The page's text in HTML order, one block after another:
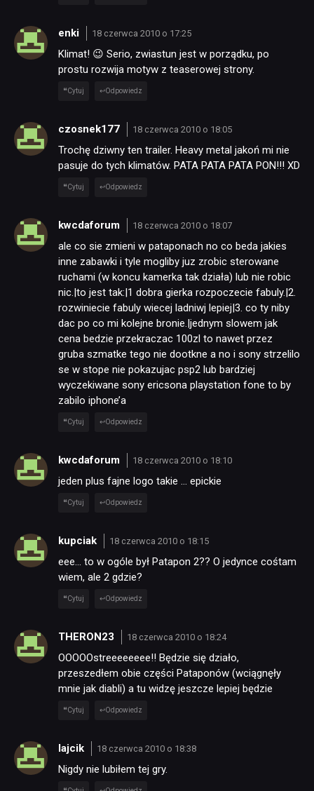
enki 18 czerwca 2010 o 17:25
Klimat! 😉 Serio, zwiastun jest w porządku, po
prostu rozwija motyw z teaserowej strony.
Cytuj Odpowiedz
czosnek177 18 czerwca 2010 o 18:05
Trochę dziwny ten trailer. Heavy metal jakoń mi nie
pasuje do tych klimatów. PATA PATA PATA PON!!! XD
Cytuj Odpowiedz
kwcdaforum 18 czerwca 2010 o 18:07
ale co sie zmieni w pataponach no co beda jakies
inne zabawki i tyle mogliby juz zrobic sterowane
ruchami (w koncu kamerka tak działa) lub nie robic
nic.|to jest tak:|1 dobra gierka rozpoczecie fabuly.|2.
rozwiniecie fabuly wiecej ladniwj lepiej|3. co ty niby
dac po co mi kolejne bronie.|jednym slowem jak
cena bedzie przekraczac 100zl to nawet przez
gruba szmatke tego nie dootkne a no i sony strzelilo
se w stope nie pokazujac psp2 lub bardziej
wyczekiwane sony ericsona playstation fone to by
zabilo iphone’a
Cytuj Odpowiedz
kwcdaforum 18 czerwca 2010 o 18:10
jeden plus fajne logo takie … epickie
Cytuj Odpowiedz
kupciak 18 czerwca 2010 o 18:15
eee… to w ogóle był Patapon 2?? O jedynce cośtam
wiem, ale 2 gdzie?
Cytuj Odpowiedz
THERON23 18 czerwca 2010 o 18:24
OOOOOstreeeeeeee!! Będzie się działo,
przeszedłem obie części Pataponów (wciągnęły
mnie jak diabli) a tu widzę jeszcze lepiej będzie
Cytuj Odpowiedz
lajcik 18 czerwca 2010 o 18:38
Nigdy nie lubiłem tej gry.